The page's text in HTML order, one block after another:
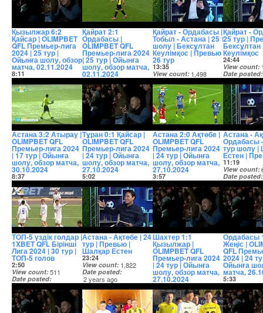
Қызылжар 6:2
Қайсар | OLIMPBET
QFL Премьер-лига
2024 | 25 тур |
Ойынға шолу, обзор
матча, 02.11.2024
8:11
View count 1,739
Date posted
2 years ago
Қайрат 2:1
Ордабасы |
OLIMPBET QFL
Премьер-лига 2024
| 25 тур | Ойынға
шолу, обзор матча,
02.11.2024
5:13
View count 12,981
Date posted
2 years ago
Қайрат - Ордабасы |
Тобыл - Астана | 25 тур
шолу | Бексұлтан
Кеулімқос | Превью 25-
26 тур
13:35
View count 1,498
Date posted
2 years ago
Қайрат -
25 тур |
Бексұлтан
Кеулімқос
24:44
View count
Date posted
2 years ago
Астана 3:2 Атырау |
OLIMPBET QFL
Премьер-лига 2024
| 17 тур | Ойынға
шолу, обзор матча,
30.10.2024
8:37
View count 24,349
Date posted
2 years ago
Тұран 0:1 Қайсар |
OLIMPBET QFL
Премьер-лига 2024
| 24 тур | Ойынға
шолу, обзор матча,
27.10.2024
5:02
View count 4,169
Date posted
2 years ago
Астана 2:0 Ақтөбе |
OLIMPBET QFL
Премьер-лига 2024
| 24 тур | Ойынға
шолу, обзор матча,
27.10.2024
3:57
View count 7,158
Date posted
2 years ago
Астана -
Ордабасы
тур шолу |
Естен |
11:19
View count
Date posted
2 years ago
ТОП-5 үздік голдар |
1XBET QFL Бірінші
Лига 2024 | 30 тур |
ТОП-5 голов
2:50
View count 511
Date posted
2 years ago
Астана - Ақтөбе | 24
тур | Превью |
Шалқар Естен
23:24
View count 1,822
Date posted
2 years ago
Шахтер 1:1
Қызылжар |
OLIMPBET QFL
Премьер-лига 2024
| 24 тур | Ойынға
шолу, обзор матча,
27.10.2024
6:07
View count 2,252
Date posted
2 years ago
Ордабасы
Жеңіс |
QFL
2024 | 24
Ойынға
матча,
5:33
View count
Date posted
2 years ago